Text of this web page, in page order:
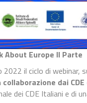
About Europe II Parte
il ciclo di webinar,
dai
dei CDE Italiani e di